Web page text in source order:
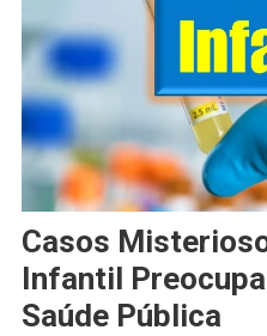
Casos
Infantil
Saúde Pública